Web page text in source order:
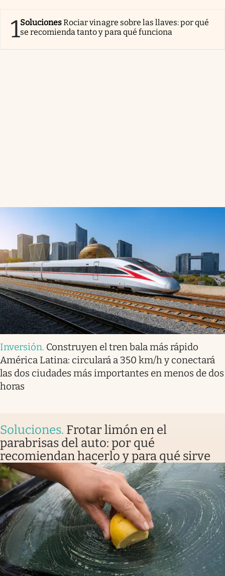
1SolucionesRociar vinagre sobre las llaves: por qué
se recomienda tanto y para qué funciona
Inversión. Construyen el tren bala más rápido
América Latina: circulará a 350 km/h y conectará
las dos ciudades más importantes en menos de dos
horas
Soluciones. Frotar limón en el
parabrisas del auto: por qué
recomiendan hacerlo y para qué sirve